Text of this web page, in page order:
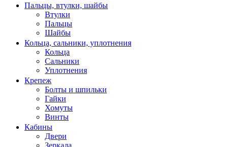
Пальцы, втулки, шайбы
Втулки
Пальцы
Шайбы
Кольца, сальники, уплотнения
Кольца
Сальники
Уплотнения
Крепеж
Болты и шпильки
Гайки
Хомуты
Винты
Кабины
Двери
Зеркала